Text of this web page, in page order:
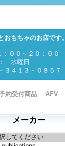
もちゃのお店です。
００～２０：００
日： 水曜日
３４１３－０８５７
約受付商品
AFV
メーカー